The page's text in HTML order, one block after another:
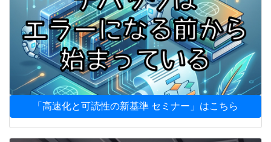
「高速化と可読性の新基準 セミナー」はこちら